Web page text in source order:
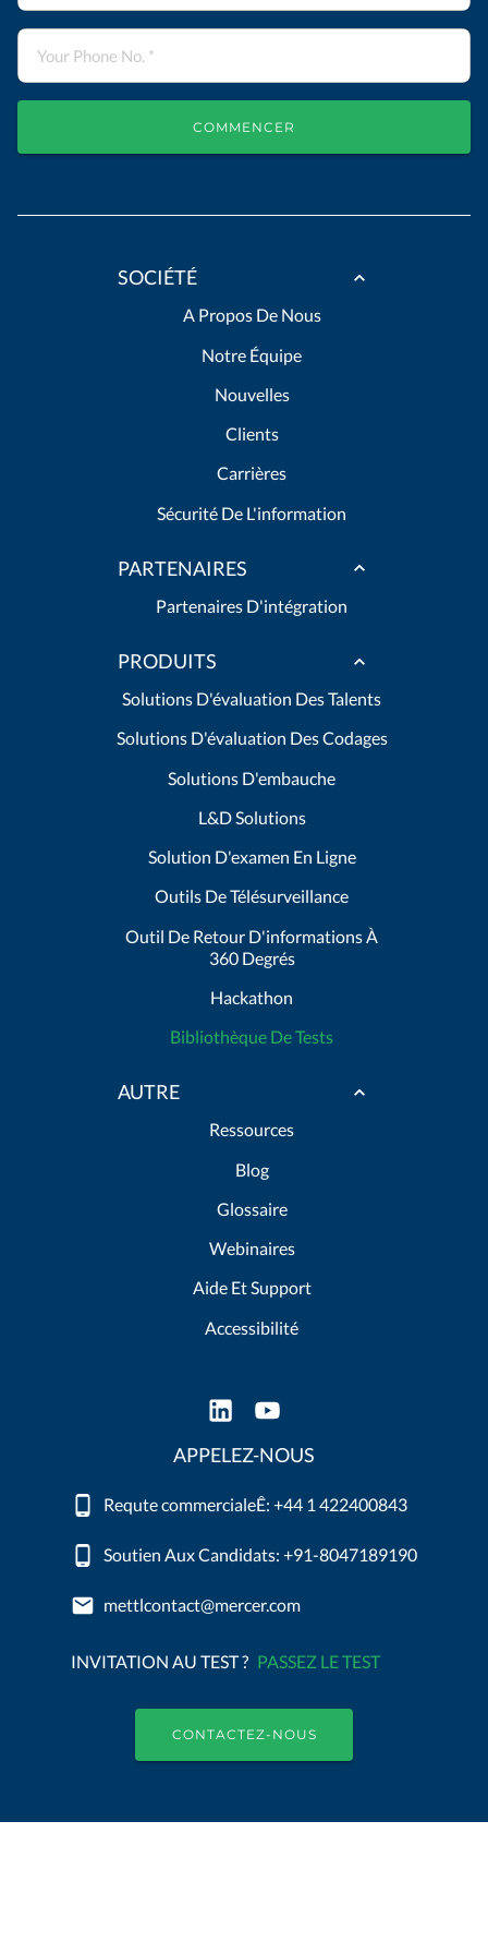
COMMENCER
SOCIÉTÉ
A Propos De Nous
Notre Équipe
Nouvelles
Clients
Carrières
Sécurité De L'information
PARTENAIRES
Partenaires D'intégration
PRODUITS
Solutions D'évaluation Des Talents
Solutions D'évaluation Des Codages
Solutions D'embauche
L&D Solutions
Solution D'examen En Ligne
Outils De Télésurveillance
Outil De Retour D'informations À
360 Degrés
Hackathon
Bibliothèque De Tests
AUTRE
Ressources
Blog
Glossaire
Webinaires
Aide Et Support
Accessibilité
APPELEZ-NOUS
Requte commercialeÊ: +44 1 422400843
Soutien Aux Candidats: +91-8047189190
mettlcontact@mercer.com
INVITATION AU TEST ? PASSEZ LE TEST
CONTACTEZ-NOUS